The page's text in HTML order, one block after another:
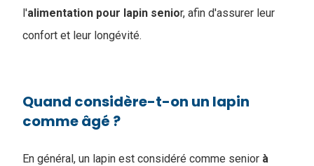
l'alimentation pour lapin senior, afin d'assurer leur
confort et leur longévité.
Quand considère-t-on un lapin
comme âgé ?
En général, un lapin est considéré comme senior à